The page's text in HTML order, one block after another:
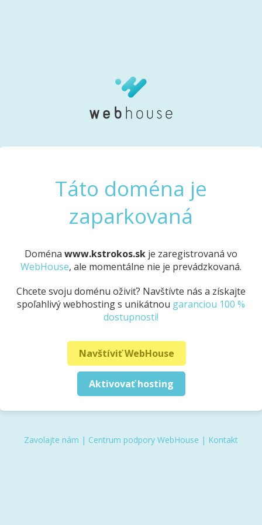
Táto doména je
zaparkovaná
Doména www.kstrokos.sk je zaregistrovaná vo
WebHouse, ale momentálne nie je prevádzkovaná.
Chcete svoju doménu oživiť? Navštívte nás a získajte
spoľahlivý webhosting s unikátnou garanciou 100 %
dostupnosti!
Navštíviť WebHouse
Aktivovať hosting
Zavolajte nám | Centrum podpory WebHouse | Kontakt